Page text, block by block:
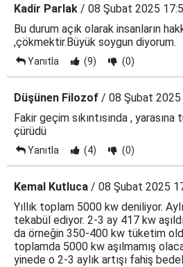
Kadir Parlak / 08 Şubat 2025
Bu durum açık olarak insanların
,çökmektir.Büyük soygun diyorum.
Yanıtla (9) (0)
Düşünen Filozof / 08 Şubat 2025
Fakir geçim sıkıntısında ,
çürüdü
Yanıtla (4) (0)
Kemal Kutluca / 08 Şubat 2025
Yıllık toplam 5000 kw deniliyor.
tekabül ediyor. 2-3 ay 417 kw
da örneğin 350-400 kw tüketim
toplamda 5000 kw aşılmamış
yinede o 2-3 aylık artışı fahiş